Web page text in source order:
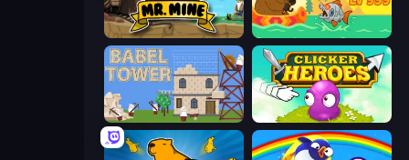
Mr. Mine Fish Orbit
Babel Tower Clicker Heroes